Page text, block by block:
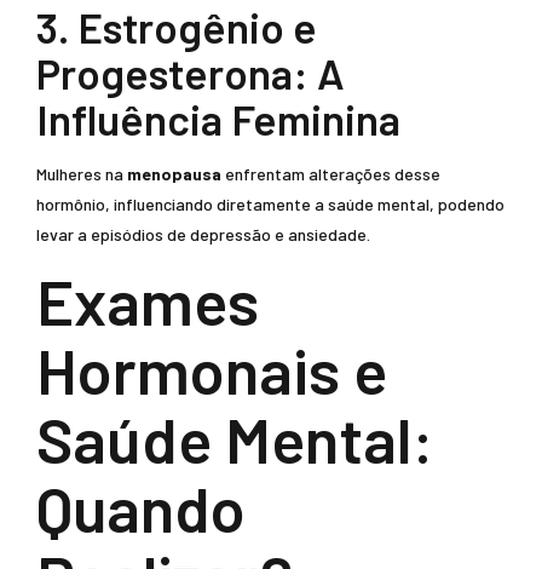
3. Estrogênio e
Progesterona: A
Influência Feminina
Mulheres na menopausa enfrentam alterações desse
hormônio, influenciando diretamente a saúde mental, podendo
levar a episódios de depressão e ansiedade.
Exames
Hormonais e
Saúde Mental:
Quando